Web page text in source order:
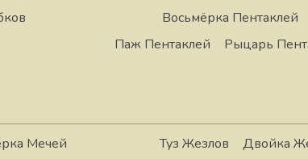
Восьмёрка Пентаклей
Паж Пентаклей
Рыцарь
Мечей
Туз Жезлов Двойка